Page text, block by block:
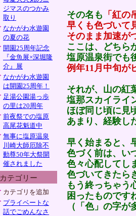
ジマスのつかみ
取り
なかがわ水遊園
の夏の花
開園25周年記念
『金魚展×深堀隆
介』展
なかがわ水遊園
は開園25周年！
足湯公園湯っ歩
の里は20周年
前夜祭での塩原
高尾花魁道中
無事に塩原温泉
川崎大師厄除不
動尊50年大祭開
催されました
カテゴリー
カテゴリを追加
プライベートな
話でごめんなさ
その名も 「紅の
早くも色づいて
そのまま加速が
ここは、どちら
塩原温泉街でも
例年11月中旬が
それが、山の紅
塩那スカイライ
ほぼ同じ頃に見
あまり、経験し
早く始まると、
色づく前は、い
色々心配してし
色づいてきたら
もう終っちゃう
困ったものです
（「色」の字が